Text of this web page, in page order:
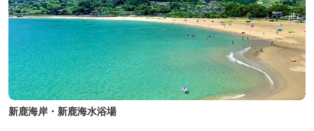
新鹿海岸・新鹿海水浴場